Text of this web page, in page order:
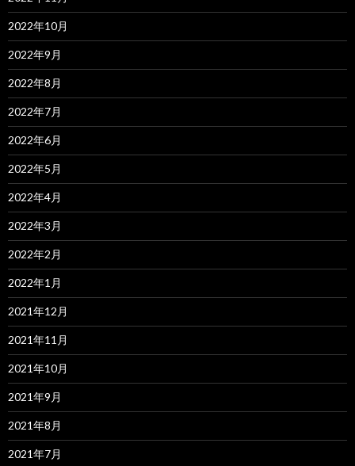
2022年10月
2022年9月
2022年8月
2022年7月
2022年6月
2022年5月
2022年4月
2022年3月
2022年2月
2022年1月
2021年12月
2021年11月
2021年10月
2021年9月
2021年8月
2021年7月